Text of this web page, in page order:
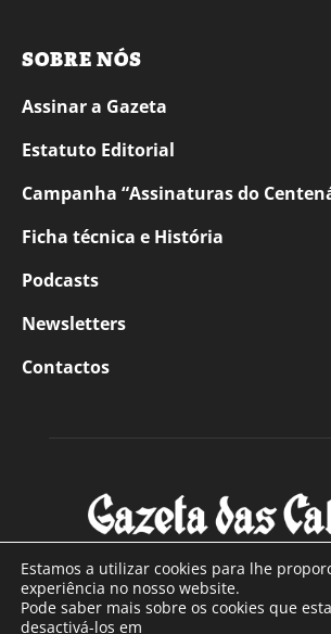
SOBRE NÓS
Assinar a Gazeta
Estatuto Editorial
Campanha “Assinaturas do
Ficha técnica e História
Podcasts
Newsletters
Contactos
SOBRE NÓS
Estamos a utilizar cookies para lhe
experiência no nosso website.
Pode saber mais sobre os cookies que
desactivá-los em